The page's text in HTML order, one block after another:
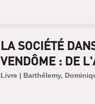
LA SOCIÉTÉ
VENDÔME : DE
Livre | Barthélemy,